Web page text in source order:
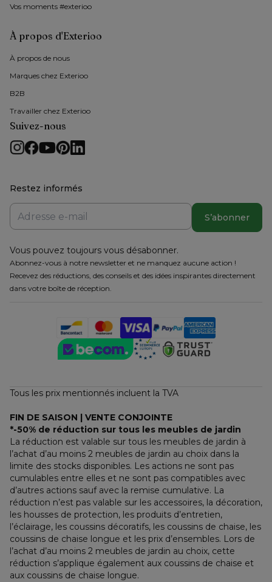
Vos moments #exterioo
À propos d'Exterioo
À propos de nous
Marques chez Exterioo
B2B
Travailler chez Exterioo
Suivez-nous
Restez informés
S’abonner
Vous pouvez toujours vous désabonner.
Abonnez-vous à notre newsletter et ne manquez aucune action !
Recevez des réductions, des conseils et des idées inspirantes directement
dans votre boîte de réception.
Tous les prix mentionnés incluent la TVA
FIN DE SAISON | VENTE CONJOINTE
*-50% de réduction sur tous les meubles de jardin
La réduction est valable sur tous les meubles de jardin à
l’achat d’au moins 2 meubles de jardin au choix dans la
limite des stocks disponibles. Les actions ne sont pas
cumulables entre elles et ne sont pas compatibles avec
d’autres actions sauf avec la remise cumulative. La
réduction n’est pas valable sur les accessoires, la décoration,
les housses de protection, les produits d’entretien,
l’éclairage, les coussins décoratifs, les coussins de chaise, les
coussins de chaise longue et les prix d’ensembles. Lors de
l’achat d’au moins 2 meubles de jardin au choix, cette
réduction s’applique également aux coussins de chaise et
aux coussins de chaise longue.